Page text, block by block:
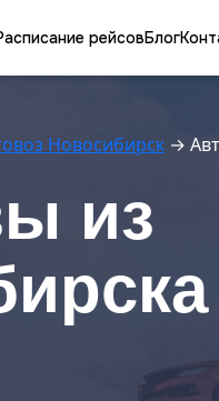
рейсовБлог
Новосибирск →
из